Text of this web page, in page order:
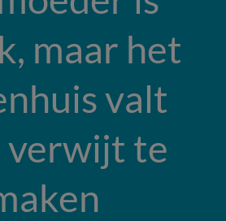
maar het
valt
verwijt te